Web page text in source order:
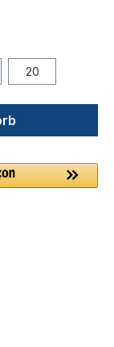
20
Wert